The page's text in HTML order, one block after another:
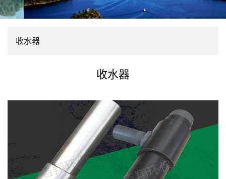
收水器
收水器